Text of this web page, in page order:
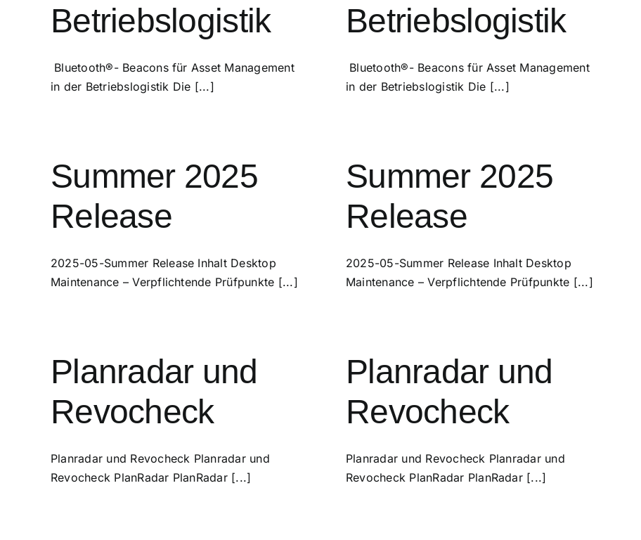
Betriebslogistik
Bluetooth®- Beacons für Asset Management
in der Betriebslogistik Die [...]
Summer 2025
Release
2025-05-Summer Release Inhalt Desktop
Maintenance – Verpflichtende Prüfpunkte [...]
Planradar und
Revocheck
Planradar und Revocheck Planradar und
Revocheck PlanRadar PlanRadar [...]
Betriebslogistik
Bluetooth®- Beacons für Asset Management
in der Betriebslogistik Die [...]
Summer 2025
Release
2025-05-Summer Release Inhalt Desktop
Maintenance – Verpflichtende Prüfpunkte [...]
Planradar und
Revocheck
Planradar und Revocheck Planradar und
Revocheck PlanRadar PlanRadar [...]